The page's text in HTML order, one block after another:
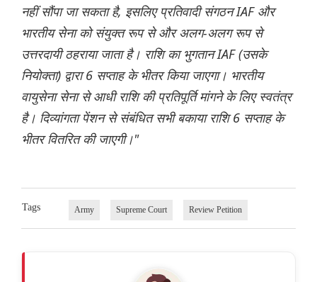
नहीं सौंपा जा सकता है, इसलिए प्रतिवादी संगठन IAF और
भारतीय सेना को संयुक्त रूप से और अलग-अलग रूप से
उत्तरदायी ठहराया जाता है। राशि का भुगतान IAF (उसके
नियोक्ता) द्वारा 6 सप्ताह के भीतर किया जाएगा। भारतीय
वायुसेना सेना से आधी राशि की प्रतिपूर्ति मांगने के लिए स्वतंत्र
है। दिव्यांगता पेंशन से संबंधित सभी बकाया राशि 6 सप्ताह के
भीतर वितरित की जाएगी।"
Tags Army Supreme Court Review Petition